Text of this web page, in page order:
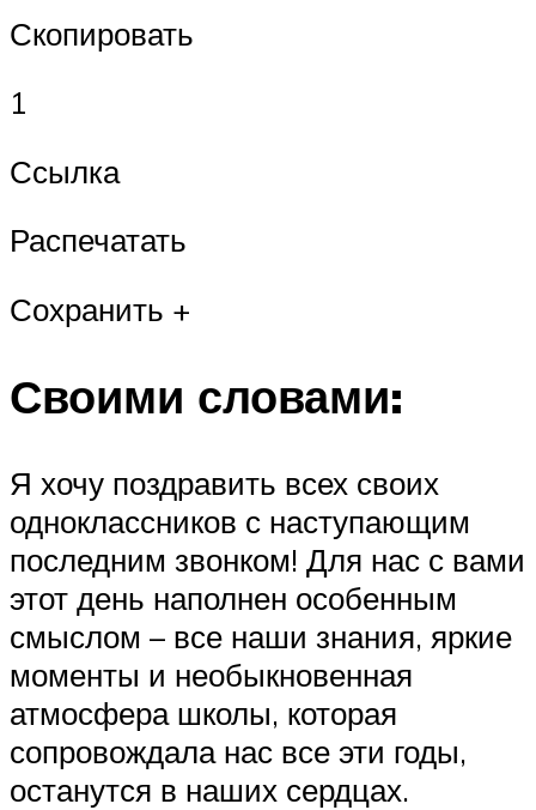
Скопировать
1
Ссылка
Распечатать
Сохранить +
Своими словами:
Я хочу поздравить всех своих
одноклассников с наступающим
последним звонком! Для нас с вами
этот день наполнен особенным
смыслом – все наши знания, яркие
моменты и необыкновенная
атмосфера школы, которая
сопровождала нас все эти годы,
останутся в наших сердцах.